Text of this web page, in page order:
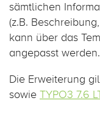
sämtlichen
(z.B.
kann über das
angepasst werden.
Die Erweiterung
sowie TYPO3 7.6